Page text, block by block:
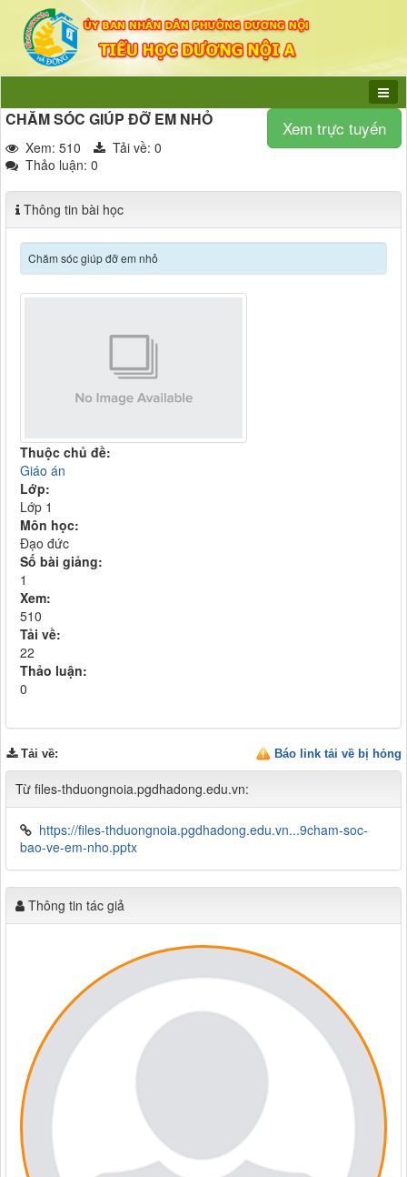
Xem trực tuyến
CHĂM SÓC GIÚP ĐỠ EM NHỎ
Xem: 510 Tải về: 0
Thảo luận: 0
Thông tin bài học
Chăm sóc giúp đỡ em nhỏ
Thuộc chủ đề:
Giáo án
Lớp:
Lớp 1
Môn học:
Đạo đức
Số bài giảng:
1
Xem:
510
Tải về:
22
Thảo luận:
0
Báo link tải về bị hỏng
Tải về:
Từ files-thduongnoia.pgdhadong.edu.vn:
https://files-thduongnoia.pgdhadong.edu.vn...9cham-soc-
bao-ve-em-nho.pptx
Thông tin tác giả